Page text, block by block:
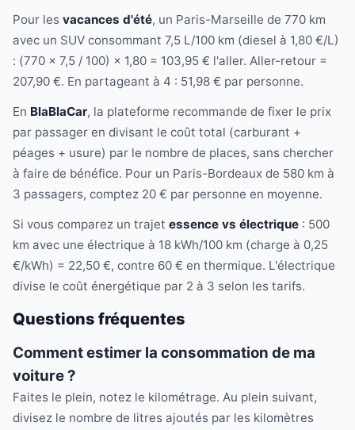
Pour les vacances d'été, un Paris-Marseille de 770 km
avec un SUV consommant 7,5 L/100 km (diesel à 1,80 €/L)
: (770 × 7,5 / 100) × 1,80 = 103,95 € l'aller. Aller-retour =
207,90 €. En partageant à 4 : 51,98 € par personne.
En BlaBlaCar, la plateforme recommande de fixer le prix
par passager en divisant le coût total (carburant +
péages + usure) par le nombre de places, sans chercher
à faire de bénéfice. Pour un Paris-Bordeaux de 580 km à
3 passagers, comptez 20 € par personne en moyenne.
Si vous comparez un trajet essence vs électrique : 500
km avec une électrique à 18 kWh/100 km (charge à 0,25
€/kWh) = 22,50 €, contre 60 € en thermique. L'électrique
divise le coût énergétique par 2 à 3 selon les tarifs.
Questions fréquentes
Comment estimer la consommation de ma
voiture ?
Faites le plein, notez le kilométrage. Au plein suivant,
divisez le nombre de litres ajoutés par les kilomètres